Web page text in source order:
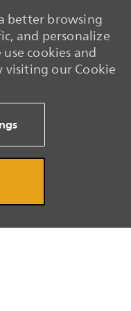
better browsing
and personalize
cookies and
visiting our Cookie